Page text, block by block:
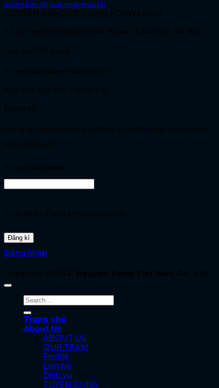
đường biển (4) xuất nhập khẩu (4)
Đăng nhập
Trang chủ
About Us
ABOUT US
OUR TEAM
Profile
Liên hệ
Dịch vụ
TUYỂN DỤNG